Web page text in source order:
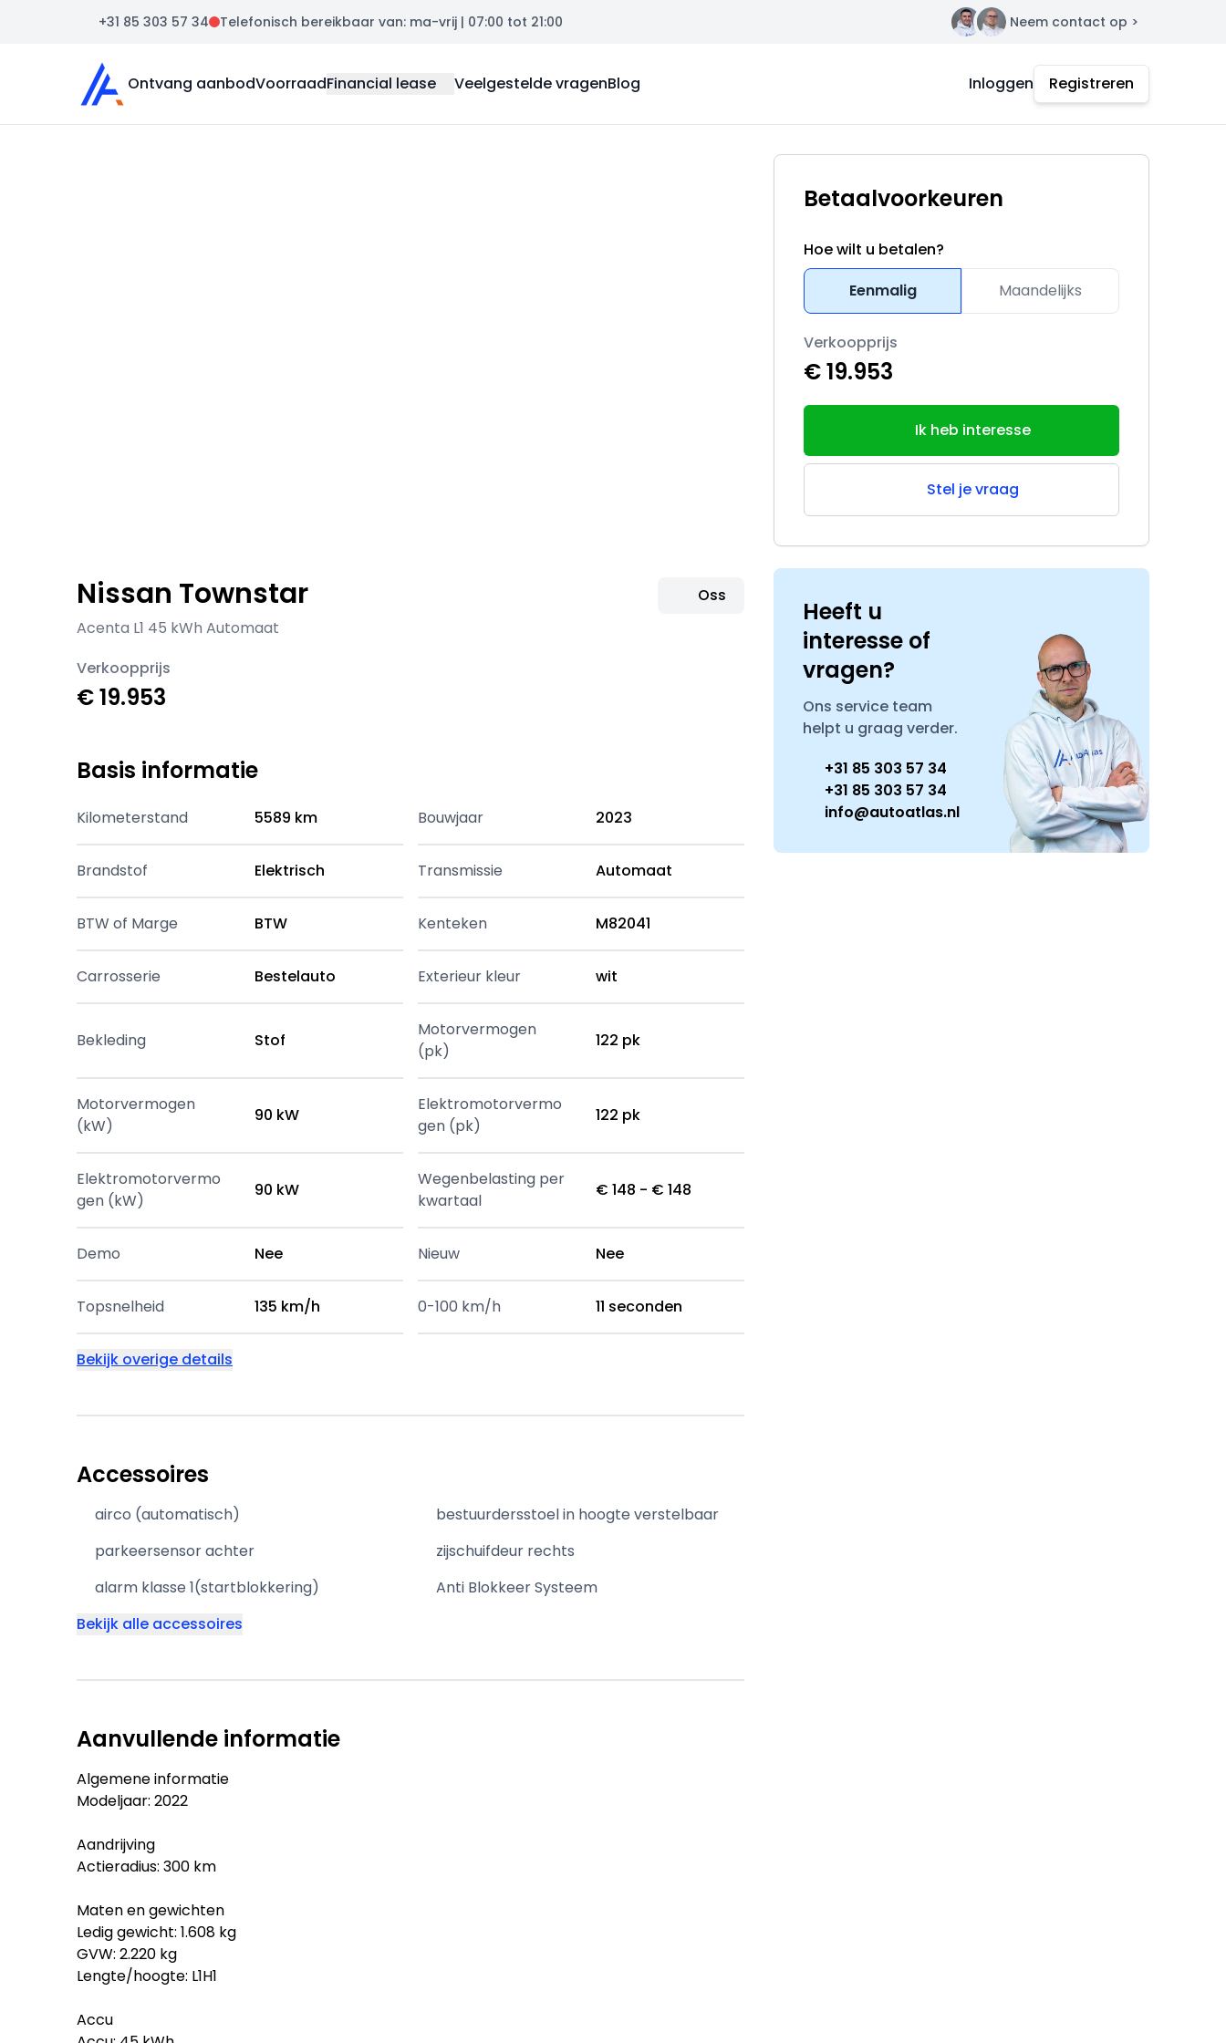
+31 85 303 57 34 Telefonisch bereikbaar van: ma-vrij | 07:00 tot 21:00 Contact Neem contact op >
Auto Atlas
Ontvang aanbodVoorraadFinancial lease Veelgestelde vragenBlog Inloggen Registreren
Nissan Townstar
Acenta L1 45 kWh Automaat
Oss
Verkoopprijs
€ 19.953
Betaalvoorkeuren
Hoe wilt u betalen?
Eenmalig
Maandelijks
Verkoopprijs
€ 19.953
Ik heb interesse
Stel je vraag
Heeft u
interesse of
vragen?
Ons service team
helpt u graag verder.
+31 85 303 57 34
+31 85 303 57 34
info@autoatlas.nl
Basis informatie
Kilometerstand 5589 km Bouwjaar 2023
Brandstof Elektrisch Transmissie Automaat
BTW of Marge BTW Kenteken M82041
Carrosserie Bestelauto Exterieur kleur wit
Bekleding Stof
Motorvermogen
(pk)
122 pk
Motorvermogen
(kW)
90 kW
Elektromotorvermo
gen (pk)
122 pk
Elektromotorvermo
gen (kW)
90 kW
Wegenbelasting per
kwartaal
€ 148 - € 148
Demo Nee Nieuw Nee
Topsnelheid 135 km/h 0-100 km/h 11 seconden
Bekijk overige details
Accessoires
airco (automatisch)
bestuurdersstoel in hoogte verstelbaar
parkeersensor achter
zijschuifdeur rechts
alarm klasse 1(startblokkering)
Anti Blokkeer Systeem
Bekijk alle accessoires
Aanvullende informatie
Algemene informatie
Modeljaar: 2022
Aandrijving
Actieradius: 300 km
Maten en gewichten
Ledig gewicht: 1.608 kg
GVW: 2.220 kg
Lengte/hoogte: L1H1
Accu